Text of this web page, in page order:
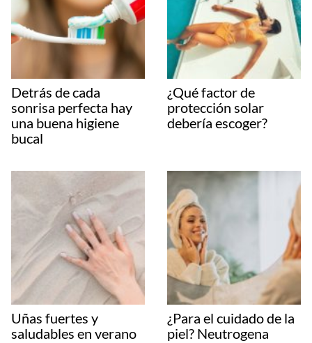
Detrás de cada
sonrisa perfecta hay
una buena higiene
bucal
¿Qué factor de
protección solar
debería escoger?
Uñas fuertes y
saludables en verano
¿Para el cuidado de la
piel? Neutrogena